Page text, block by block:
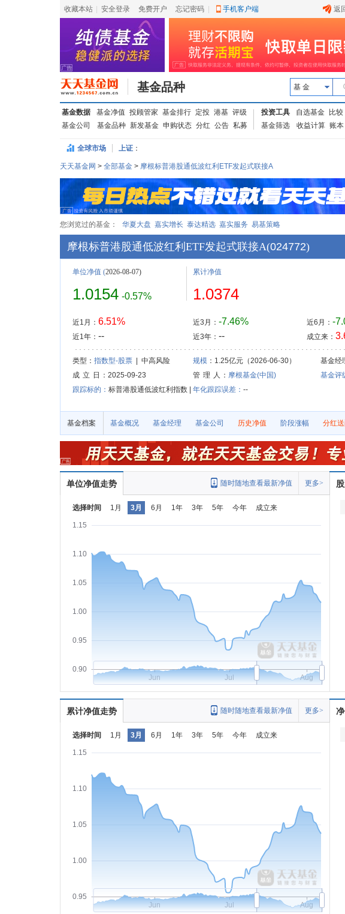
收藏本站 安全登录 免费开户 忘记密码 手机客户端 返
基金品种 基 金
基金数据 基金净值 投顾管家 基金排行 定投 港基 评级
基金公司
基金品种 新发基金 申购状态 分红 公告 私募
投资工具 自选基金
比较
基金筛选
收益计算 账本
全球市场 上证：
天天基金网 > 全部基金 > 摩根标普港股通低波红利ETF发起式联接A
您浏览过的基金： 华夏大盘 嘉实增长 泰达精选 嘉实服务 易基策略
摩根标普港股通低波红利ETF发起式联接A(024772)
单位净值 (2026-08-07)
1.0154 -0.57%
近1月： 6.51%
近1年： --
累计净值
1.0374
近3月： -7.46%
近3年： --
近6月： -
成立来：
类型： 指数型-股票| 中高风险 规模：1.25亿元（2026-06-30） 基金经
成 立 日
：2025-09-23 管 理 人 ： 摩根基金(中国) 基金评
跟踪标的： 标普港股通低波红利指数 | 年化跟踪误差： --
基金档案 基金概况 基金经理 基金公司 历史净值 阶段涨幅 分红
单位净值走势 更多>
随时随地查看最新净值
选择时间 1月 3月 6月 1年 3年 5年 今年 成立来
0.90
0.95
1.00
1.05
1.10
1.15
Jun Jul Aug
累计净值走势 更多>
随时随地查看最新净值
选择时间 1月 3月 6月 1年 3年 5年 今年 成立来
0.95
1.00
1.05
1.10
1.15
Jun Jul Aug